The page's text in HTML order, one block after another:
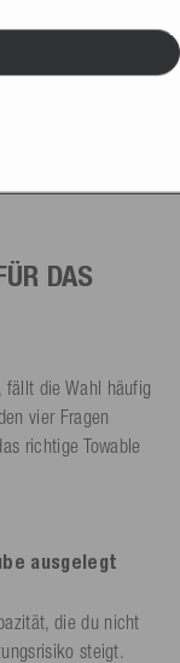
DAS
fällt die Wahl häufig
vier Fragen
richtige Towable
ausgelegt
die du nicht
steigt.